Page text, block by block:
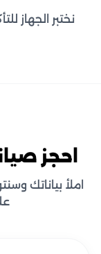
نختبر الجهاز
احجز
املأ بياناتك